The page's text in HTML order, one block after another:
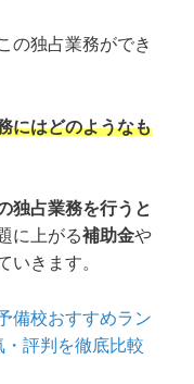
の独占業務ができ
にはどのようなも
独占業務を行うと
に上がる補助金や
いきます。
備校おすすめラン
評判を徹底比較